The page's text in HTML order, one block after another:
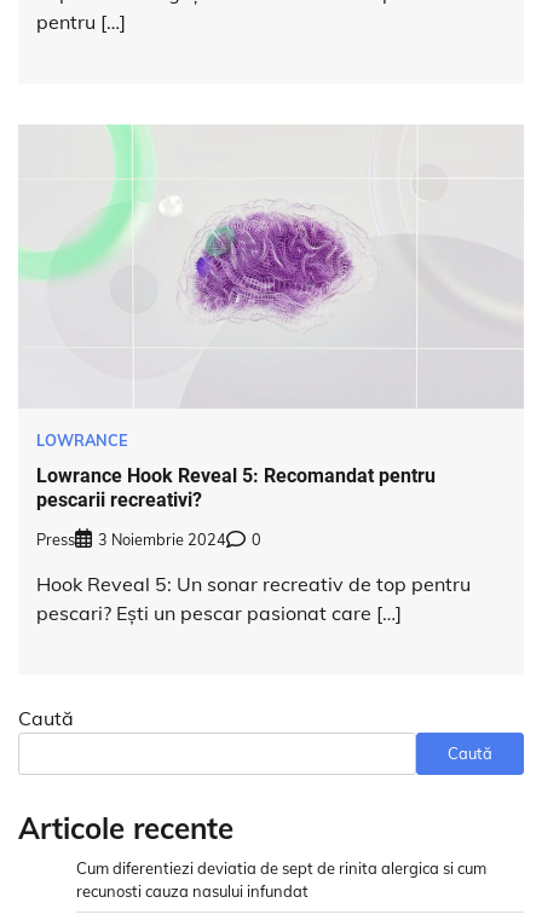
pentru […]
LOWRANCE
Lowrance Hook Reveal 5: Recomandat pentru
pescarii recreativi?
Press 3 Noiembrie 2024 0
Hook Reveal 5: Un sonar recreativ de top pentru
pescari? Ești un pescar pasionat care […]
Caută
Caută
Articole recente
Cum diferentiezi deviatia de sept de rinita alergica si cum
recunosti cauza nasului infundat